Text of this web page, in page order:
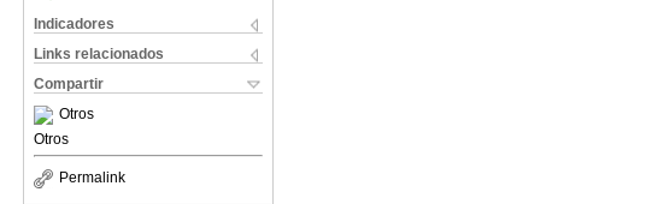
Indicadores
Links relacionados
Compartir
Otros
Otros
Permalink